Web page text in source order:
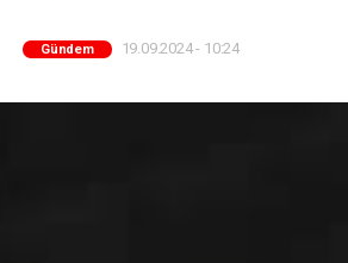
Gündem 19.09.2024 - 10:24